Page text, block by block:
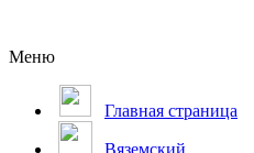
Меню
Главная страница
Вяземский